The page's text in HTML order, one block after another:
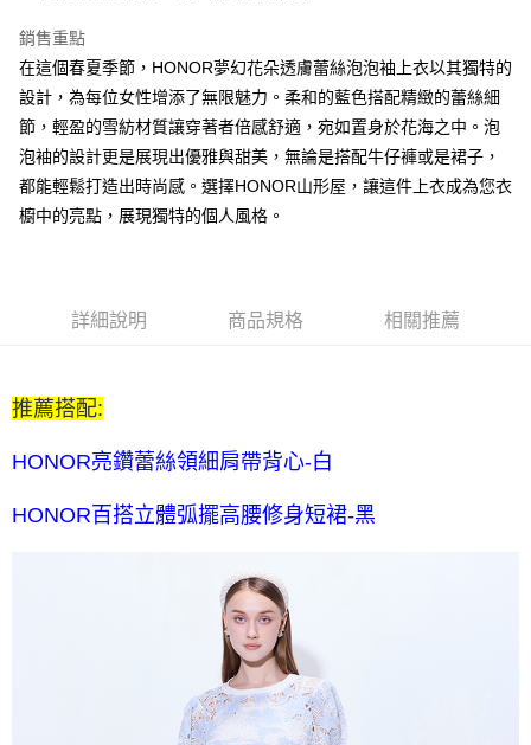
運送方式
全家取貨付款 -訂單滿 $2000 元即享免運服務，未滿則另收
$80 元物流費用。
每筆NT$80，滿NT$2,000(含以上)免運費
全家付款後取貨-訂單滿 $2000 元即享免運服務-未滿則另收
7-11取貨付款-訂單滿 $2000 元即享免運服務-未滿則另收 $80
7-11付款後取貨-訂單滿 $2000 元即享免運服務-未滿則另收
$80 元物流費
宅配送到家-訂單滿 $2000 元即享免運服務-未滿則另收 $120 元物
每筆NT$120，滿NT$2,000(含以上)免運費
銷售重點
在這個春夏季節，HONOR夢幻花朵透膚蕾絲泡泡袖上衣以其獨特的
設計，為每位女性增添了無限魅力。柔和的藍色搭配精緻的蕾絲細
節，輕盈的雪紡材質讓穿著者倍感舒適，宛如置身於花海之中。泡
泡袖的設計更是展現出優雅與甜美，無論是搭配牛仔褲或是裙子，
都能輕鬆打造出時尚感。選擇HONOR山形屋，讓這件上衣成為您衣
櫥中的亮點，展現獨特的個人風格。
詳細說明 商品規格 相關推薦
推薦搭配:
HONOR亮鑽蕾絲領細肩帶背心-白
HONOR百搭立體弧擺高腰修身短裙-黑